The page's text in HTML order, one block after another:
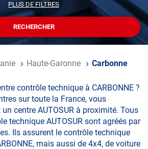
PLUS DE FILTRES
POUR
PERSONNALISER
VOTRE
RECHERCHE
RECHERCHER
UN
CENTRE
AUTOSUR
Haute-Garonne Carbonne
contrôle technique à CARBONNE ?
sur toute la France, vous
centre AUTOSUR à proximité. Tous
technique AUTOSUR sont agréés par
Ils assurent le contrôle technique
mais aussi de 4x4, de voiture